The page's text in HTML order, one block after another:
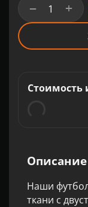
+
−
Стоимость
Описание
Наши
ткани с